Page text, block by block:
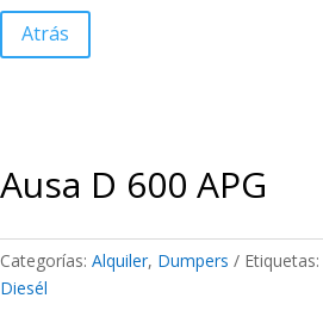
Atrás
Ausa D 600 APG
Categorías: Alquiler, Dumpers Etiquetas:
Diesél